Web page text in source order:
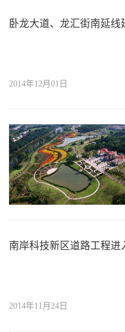
卧龙大道、龙汇街南延
2014年12月01日
南岸科技新区道路工程进
2014年11月24日